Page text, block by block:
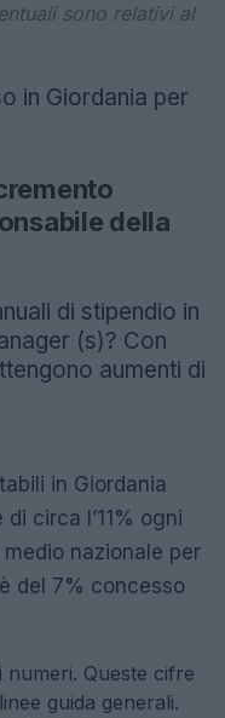
sono relativi al
in Giordania per
della
di stipendio in
(s)? Con
aumenti di
in Giordania
circa l’11% ogni
nazionale per
del 7% concesso
Queste cifre
guida generali.